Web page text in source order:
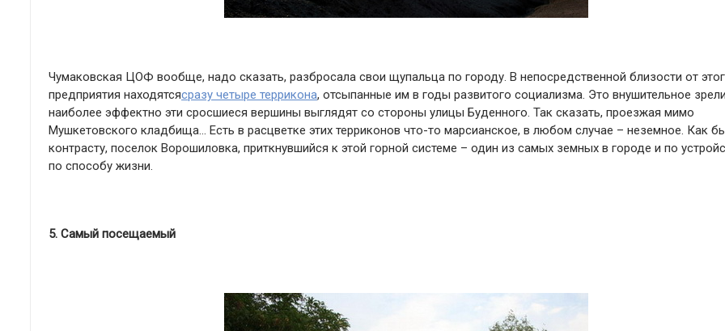
Чумаковская ЦОФ вообще, надо сказать, разбросала свои щупальца по городу. В непосредственной близости от
предприятия находятсясразу четыре террикона, отсыпанные им в годы развитого социализма. Это внушительное
наиболее эффектно эти сросшиеся вершины выглядят со стороны улицы Буденного. Так сказать, проезжая мимо
Мушкетовского кладбища… Есть в расцветке этих терриконов что-то марсианское, в любом случае – неземное. Как
контрасту, поселок Ворошиловка, приткнувшийся к этой горной системе – один из самых земных в городе и по
по способу жизни.
5. Самый посещаемый